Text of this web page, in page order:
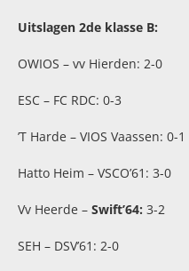
Uitslagen 2de klasse B:
OWIOS – vv Hierden: 2-0
ESC – FC RDC: 0-3
’T Harde – VIOS Vaassen: 0-1
Hatto Heim – VSCO’61: 3-0
Vv Heerde – Swift’64: 3-2
SEH – DSV’61: 2-0